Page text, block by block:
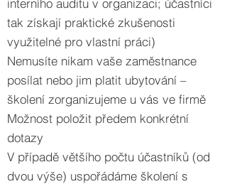
interního auditu v organizaci; účastníci
tak získají praktické zkušenosti
využitelné pro vlastní práci)
Nemusíte nikam vaše zaměstnance
posílat nebo jim platit ubytování –
školení zorganizujeme u vás ve firmě
Možnost položit předem konkrétní
dotazy
V případě většího počtu účastníků (od
dvou výše) uspořádáme školení s